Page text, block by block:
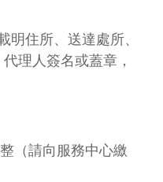
明住所、送達處所、
理人簽名或蓋章，
（請向服務中心繳